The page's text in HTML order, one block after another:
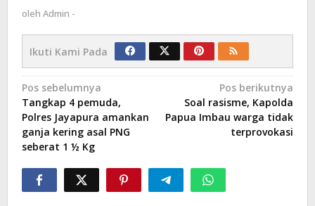
oleh Admin -
Ikuti Kami Pada
Navigasi
pos
Pos sebelumnya
Tangkap 4 pemuda,
Polres Jayapura amankan
ganja kering asal PNG
seberat 1 ½ Kg
Pos berikutnya
Soal rasisme, Kapolda
Papua Imbau warga tidak
terprovokasi